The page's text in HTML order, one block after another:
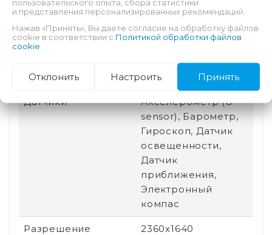
станции
связь
Bluetooth, Wi-Fi
Датчики
Акселерометр (G-
sensor), Барометр,
Гироскоп, Датчик
освещенности,
Датчик
приближения,
Электронный
компас
Разрешение
2360x1640
и представления персонализированных рекомендаций.
Нажав «Принять», Вы даете согласие на обработку файлов
cookie в соответствии с Политикой обработки файлов
cookie
Отклонить Настроить Принять